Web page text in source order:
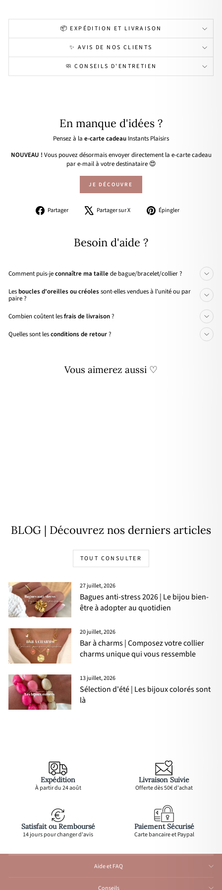
📦 EXPÉDITION ET LIVRAISON
✨ AVIS DE NOS CLIENTS
🧼 CONSEILS D'ENTRETIEN
En manque d'idées ?
Pensez à la e-carte cadeau Instants Plaisirs
NOUVEAU ! Vous pouvez désormais envoyer directement la e-carte cadeau
par e-mail à votre destinataire 😍
JE DÉCOUVRE
Partager
PartagerPartager sur X
Tweeter Épingler
Besoin d'aide ?
Comment puis-jeconnaître ma taille de bague/bracelet/collier ?
Les boucles d'oreilles ou créolessont-elles vendues à l'unité ou par
paire ?
Combien coûtent lesfrais de livraison?
Quelles sont lesconditions de retour?
Vous aimerez aussi ♡
BLOG | Découvrez nos derniers articles
TOUT CONSULTER
27 juillet, 2026
Bagues anti-stress 2026 | Le bijou bien-
être à adopter au quotidien
20 juillet, 2026
Bar à charms | Composez votre collier
charms unique qui vous ressemble
13 juillet, 2026
Sélection d'été | Les bijoux colorés sont
là
Expédition
À partir du 24 août
Livraison Suivie
Offerte dès 50€ d'achat
Satisfait ou Remboursé
14 jours pour changer d'avis
Paiement Sécurisé
Carte bancaire et Paypal
Aide et FAQ
Conseils